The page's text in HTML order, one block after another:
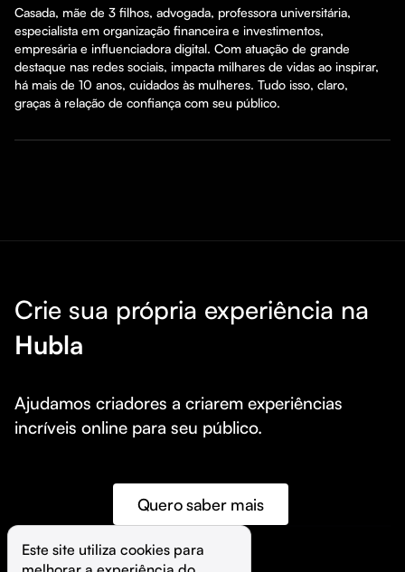
Casada, mãe de 3 filhos, advogada, professora universitária,
especialista em organização financeira e investimentos,
empresária e influenciadora digital. Com atuação de grande
destaque nas redes sociais, impacta milhares de vidas ao inspirar,
há mais de 10 anos, cuidados às mulheres. Tudo isso, claro,
graças à relação de confiança com seu público.
Crie sua própria experiência na
Hubla
Ajudamos criadores a criarem experiências
incríveis online para seu público.
Quero saber mais
Este site utiliza cookies para